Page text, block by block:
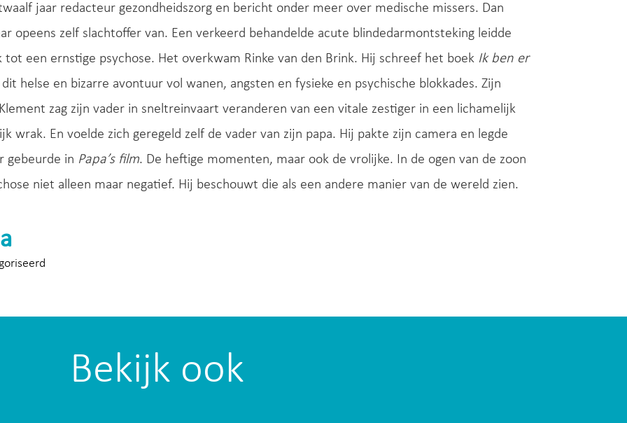
jaar redacteur gezondheidszorg en bericht onder meer over medische missers. Dan
opeens zelf slachtoffer van. Een verkeerd behandelde acute blindedarmontsteking leidde
tot een ernstige psychose. Het overkwam Rinke van den Brink. Hij schreef het boek Ik ben er
helse en bizarre avontuur vol wanen, angsten en fysieke en psychische blokkades. Zijn
zag zijn vader in sneltreinvaart veranderen van een vitale zestiger in een lichamelijk
wrak. En voelde zich geregeld zelf de vader van zijn papa. Hij pakte zijn camera en legde
gebeurde in Papa’s film. De heftige momenten, maar ook de vrolijke. In de ogen van de zoon
niet alleen maar negatief. Hij beschouwt die als een andere manier van de wereld zien.
Bekijk ook